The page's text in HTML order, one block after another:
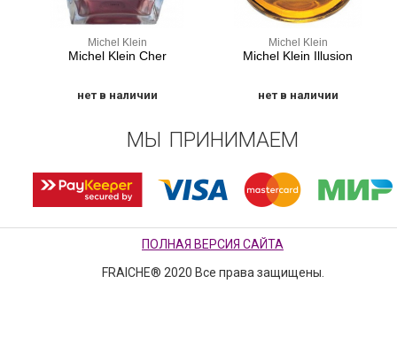
Michel Klein
Michel Klein Cher
нет в наличии
Michel Klein
Michel Klein Illusion
нет в наличии
МЫ ПРИНИМАЕМ
ПОЛНАЯ ВЕРСИЯ САЙТА
FRAICHE® 2020 Все права защищены.